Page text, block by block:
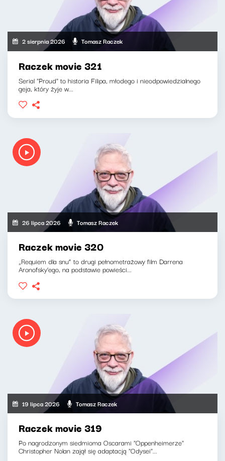
2 sierpnia 2026 Tomasz Raczek
Raczek movie 321
Serial "Proud" to historia Filipa, młodego i nieodpowiedzialnego
geja, który żyje w...
26 lipca 2026 Tomasz Raczek
Raczek movie 320
„Requiem dla snu” to drugi pełnometrażowy film Darrena
Aronofsky’ego, na podstawie powieści...
19 lipca 2026 Tomasz Raczek
Raczek movie 319
Po nagrodzonym siedmioma Oscarami "Oppenheimerze"
Christopher Nolan zajął się adaptacją "Odysei"...